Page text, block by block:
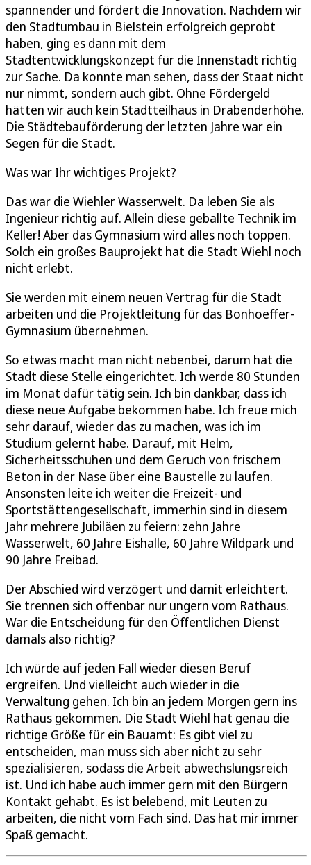
spannender und fördert die Innovation. Nachdem wir
den Stadtumbau in Bielstein erfolgreich geprobt
haben, ging es dann mit dem
Stadtentwicklungskonzept für die Innenstadt richtig
zur Sache. Da konnte man sehen, dass der Staat nicht
nur nimmt, sondern auch gibt. Ohne Fördergeld
hätten wir auch kein Stadtteilhaus in Drabenderhöhe.
Die Städtebauförderung der letzten Jahre war ein
Segen für die Stadt.
Was war Ihr wichtiges Projekt?
Das war die Wiehler Wasserwelt. Da leben Sie als
Ingenieur richtig auf. Allein diese geballte Technik im
Keller! Aber das Gymnasium wird alles noch toppen.
Solch ein großes Bauprojekt hat die Stadt Wiehl noch
nicht erlebt.
Sie werden mit einem neuen Vertrag für die Stadt
arbeiten und die Projektleitung für das Bonhoeffer-
Gymnasium übernehmen.
So etwas macht man nicht nebenbei, darum hat die
Stadt diese Stelle eingerichtet. Ich werde 80 Stunden
im Monat dafür tätig sein. Ich bin dankbar, dass ich
diese neue Aufgabe bekommen habe. Ich freue mich
sehr darauf, wieder das zu machen, was ich im
Studium gelernt habe. Darauf, mit Helm,
Sicherheitsschuhen und dem Geruch von frischem
Beton in der Nase über eine Baustelle zu laufen.
Ansonsten leite ich weiter die Freizeit- und
Sportstättengesellschaft, immerhin sind in diesem
Jahr mehrere Jubiläen zu feiern: zehn Jahre
Wasserwelt, 60 Jahre Eishalle, 60 Jahre Wildpark und
90 Jahre Freibad.
Der Abschied wird verzögert und damit erleichtert.
Sie trennen sich offenbar nur ungern vom Rathaus.
War die Entscheidung für den Öffentlichen Dienst
damals also richtig?
Ich würde auf jeden Fall wieder diesen Beruf
ergreifen. Und vielleicht auch wieder in die
Verwaltung gehen. Ich bin an jedem Morgen gern ins
Rathaus gekommen. Die Stadt Wiehl hat genau die
richtige Größe für ein Bauamt: Es gibt viel zu
entscheiden, man muss sich aber nicht zu sehr
spezialisieren, sodass die Arbeit abwechslungsreich
ist. Und ich habe auch immer gern mit den Bürgern
Kontakt gehabt. Es ist belebend, mit Leuten zu
arbeiten, die nicht vom Fach sind. Das hat mir immer
Spaß gemacht.